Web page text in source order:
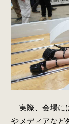
実際、会場に
やメディアなど